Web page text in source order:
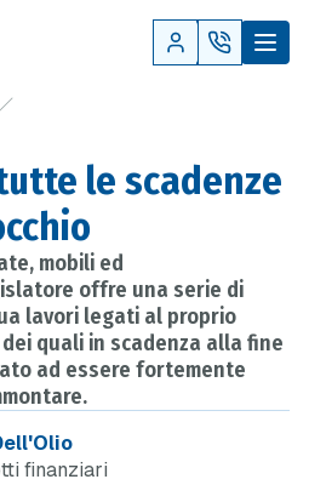
le scadenze
mobili ed
offre una serie di
lavori legati al proprio
quali in scadenza alla fine
ad essere fortemente
finanziari